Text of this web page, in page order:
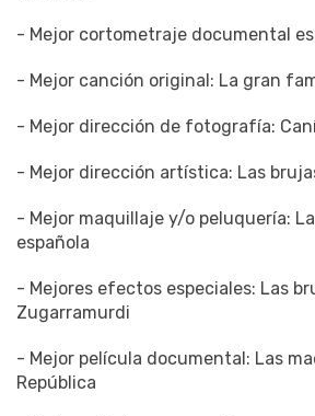
- Mejor cortometraje documental
- Mejor canción original: La gran
- Mejor dirección de fotografía:
- Mejor dirección artística: Las
- Mejor maquillaje y/o peluquería:
española
- Mejores efectos especiales: Las
Zugarramurdi
- Mejor película documental: Las
República